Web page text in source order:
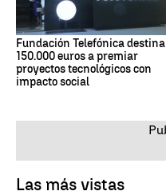
Fundación Telefónica destina
150.000 euros a premiar
proyectos tecnológicos con
impacto social
Las más vistas